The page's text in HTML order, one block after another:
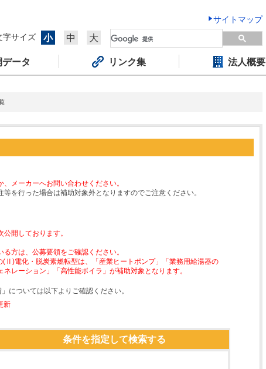
サイトマップ
字サイズ
小 中 大
ータ リンク集 法人概要
メーカーへお問い合わせください。
を行った場合は補助対象外となりますのでご注意ください。
開しております。
方は、公募要領をご確認ください。
電化・脱炭素燃転型は、「産業ヒートポンプ」「業務用給湯器の
レーション」「高性能ボイラ」が補助対象となります。
については以下よりご確認ください。
新
条件を指定して検索する